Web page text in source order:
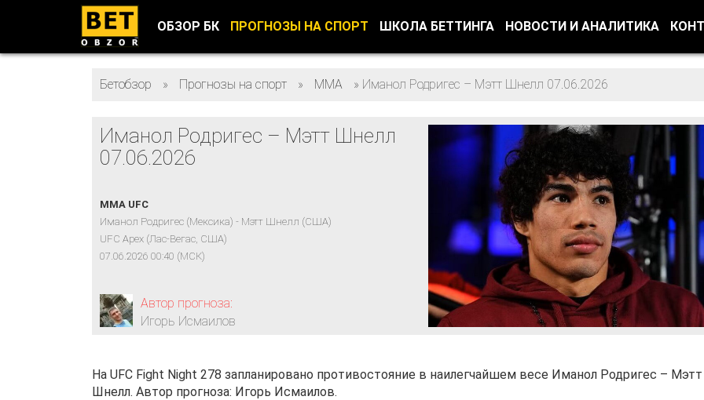
ОБЗОР БК ПРОГНОЗЫ НА СПОРТ ШКОЛА БЕТТИНГА НОВОСТИ И АНАЛИТИКА
Бетобзор » Прогнозы на спорт » ММА » Иманол Родригес – Мэтт Шнелл 07.06.2026
Иманол Родригес – Мэтт Шнелл
07.06.2026
MMA UFC
Иманол Родригес (Мексика) - Мэтт Шнелл (США)
UFC Apex (Лас-Вегас, США)
07.06.2026 00:40 (МСК)
Автор прогноза:
Игорь Исмаилов
На UFC Fight Night 278 запланировано противостояние в наилегчайшем весе Иманол Родригес – Мэтт
Шнелл. Автор прогноза: Игорь Исмаилов.